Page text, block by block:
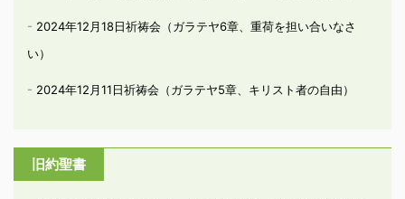
2024年12月18日祈祷会（ガラテヤ6章、重荷を担い合いなさ
い）
2024年12月11日祈祷会（ガラテヤ5章、キリスト者の自由）
旧約聖書